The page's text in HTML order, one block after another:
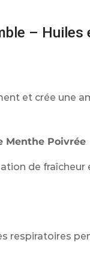
–
et crée une
Menthe Poivrée
de fraîcheur
respiratoires